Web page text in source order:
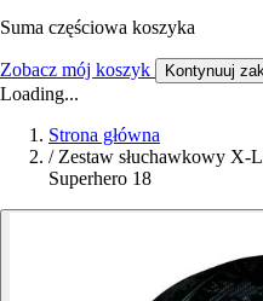
Suma częściowa koszyka
Zobacz mój koszyk Kontynuuj
Loading...
Strona główna
/ Zestaw słuchawkowy X-
Superhero 18